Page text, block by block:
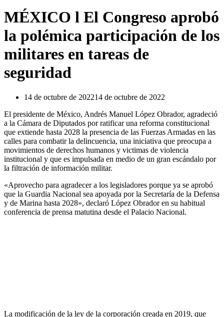
MÉXICO l El Congreso aprobó
la polémica participación de los
militares en tareas de
seguridad
14 de octubre de 202214 de octubre de 2022
El presidente de México, Andrés Manuel López Obrador, agradeció
a la Cámara de Diputados por ratificar una reforma constitucional
que extiende hasta 2028 la presencia de las Fuerzas Armadas en las
calles para combatir la delincuencia, una iniciativa que preocupa a
movimientos de derechos humanos y victimas de violencia
institucional y que es impulsada en medio de un gran escándalo por
la filtración de información militar.
«Aprovecho para agradecer a los legisladores porque ya se aprobó
que la Guardia Nacional sea apoyada por la Secretaría de la Defensa
y de Marina hasta 2028», declaró López Obrador en su habitual
conferencia de prensa matutina desde el Palacio Nacional.
La modificación de la ley de la corporación creada en 2019, que